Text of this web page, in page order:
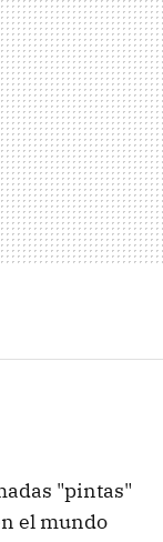
"pintas"
el mundo